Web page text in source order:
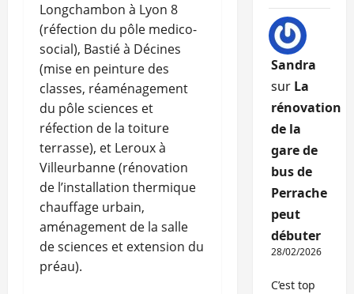
Longchambon à Lyon 8
(réfection du pôle medico-
social), Bastié à Décines
(mise en peinture des
classes, réaménagement
du pôle sciences et
réfection de la toiture
terrasse), et Leroux à
Villeurbanne (rénovation
de l’installation thermique
chauffage urbain,
aménagement de la salle
de sciences et extension du
préau).
Sandra
sur La
rénovation
de la
gare de
bus de
Perrache
peut
débuter
28/02/2026
C’est top